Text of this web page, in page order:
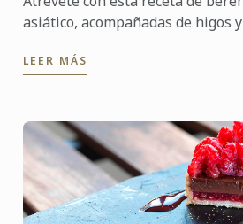
asiático, acompañadas de higos
LEER MÁS